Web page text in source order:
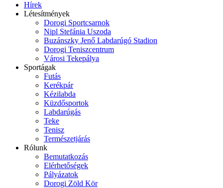
Hírek
Létesítmények
Dorogi Sportcsarnok
Nipl Stefánia Uszoda
Buzánszky Jenő Labdarúgó Stadion
Dorogi Teniszcentrum
Városi Tekepálya
Sportágak
Futás
Kerékpár
Kézilabda
Küzdősportok
Labdarúgás
Teke
Tenisz
Természetjárás
Rólunk
Bemutatkozás
Elérhetőségek
Pályázatok
Dorogi Zöld Kör